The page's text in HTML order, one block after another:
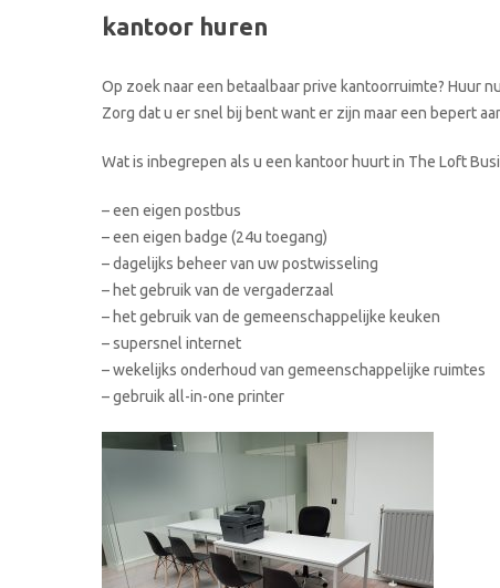
kantoor huren
Op zoek naar een betaalbaar prive kantoorruimte? Huur
Zorg dat u er snel bij bent want er zijn maar een bepert
Wat is inbegrepen als u een kantoor huurt in The Loft
– een eigen postbus
– een eigen badge (24u toegang)
– dagelijks beheer van uw postwisseling
– het gebruik van de vergaderzaal
– het gebruik van de gemeenschappelijke keuken
– supersnel internet
– wekelijks onderhoud van gemeenschappelijke ruimtes
– gebruik all-in-one printer